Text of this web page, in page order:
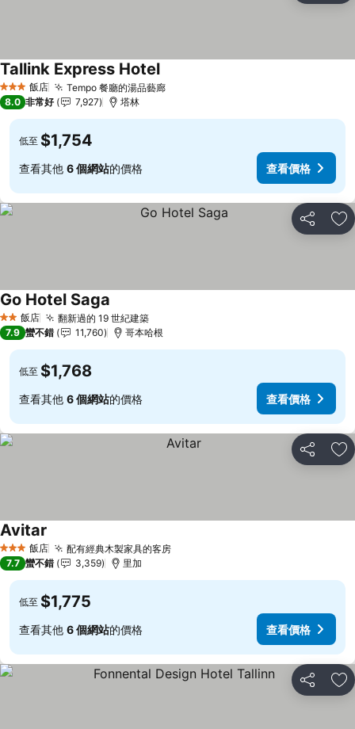
3 星級 飯店 Tempo 餐廳的湯品藝廊查看價格
Tallink Express Hotel查看價格
8.0 非常好 7,927 塔林
低至 $1,754
查看其他 6 個網站的價格 查看價格
分享 加
2 星級飯店 翻新過的 19 世紀建築查看價格
Go Hotel Saga
7.9 蠻不錯 11,760 哥本哈根
低至 $1,768
查看其他 6 個網站的價格 查看價格
分享 加
3 星級 飯店 配有經典木製家具的客房查看價格
Avitar
7.7 蠻不錯 3,359 里加
低至 $1,775
查看其他 6 個網站的價格 查看價格
分享 加